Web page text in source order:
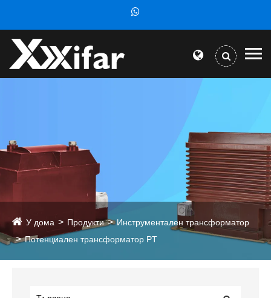
У дома Продукти
Инструментален трансформатор
Потенциален трансформатор PT